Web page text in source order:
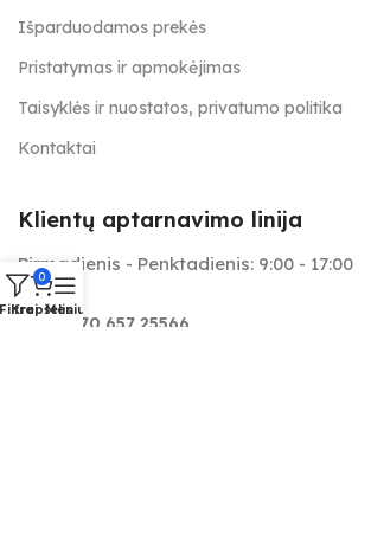
Išparduodamos prekės
Pristatymas ir apmokėjimas
Taisyklės ir nuostatos, privatumo politika
Kontaktai
Klientų aptarnavimo linija
Pirmadienis - Penktadienis: 9:00 - 17:00
+370 657 25566
0
Krepšelis
Meniu